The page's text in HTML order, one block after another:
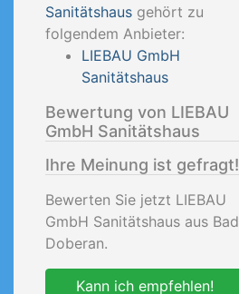
Sanitätshaus gehört zu
folgendem Anbieter:
LIEBAU GmbH
Sanitätshaus
Bewertung von LIEBAU
GmbH Sanitätshaus
Ihre Meinung ist gefragt!
Bewerten Sie jetzt LIEBAU
GmbH Sanitätshaus aus Bad
Doberan.
Kann ich empfehlen!